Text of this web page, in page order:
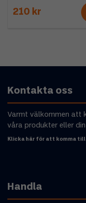
210 kr
Kontakta oss
Varmt välkommen att
våra produkter eller
Klicka här för att komma
Handla